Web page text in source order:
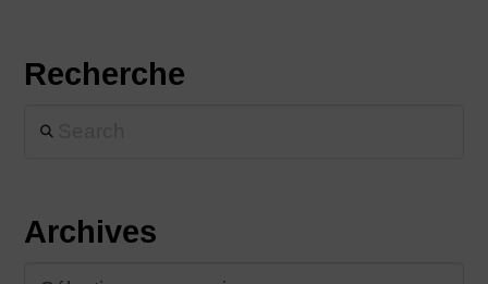
Recherche
Search
Archives
Archives